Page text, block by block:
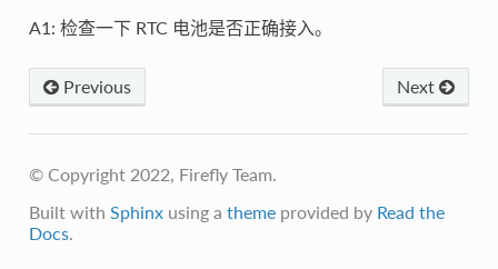
A1: 检查一下 RTC 电池是否正确接入。
Next
Previous
© Copyright 2022, Firefly Team.
Built with Sphinxusing a themeprovided by Read the
Docs.